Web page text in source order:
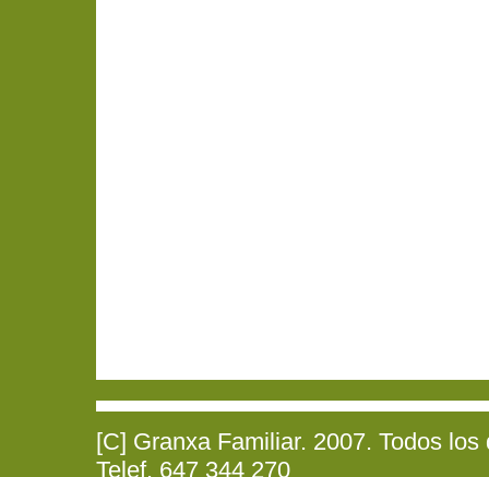
[C] Granxa Familiar. 2007. Todos
Telef. 647 344 270